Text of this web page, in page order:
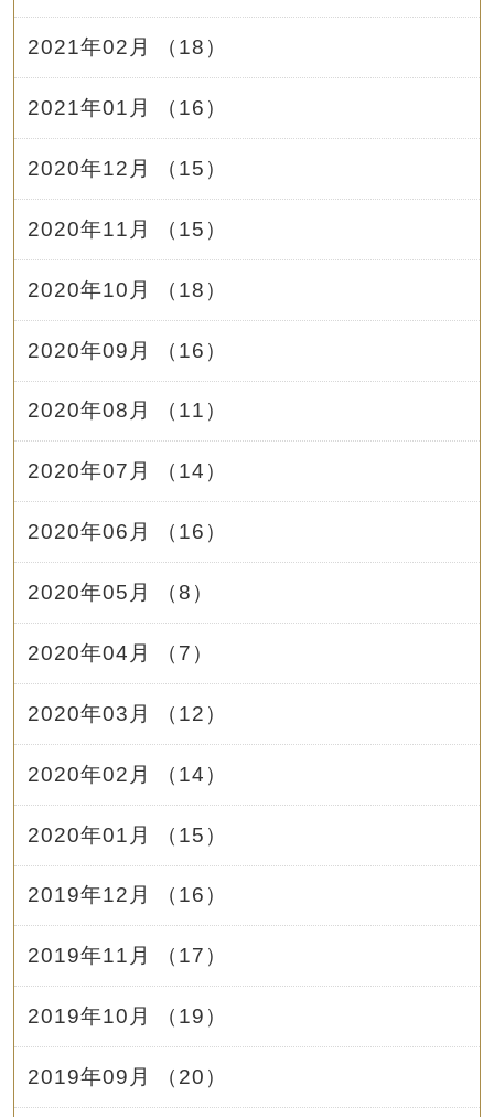
2021年02月 （18）
2021年01月 （16）
2020年12月 （15）
2020年11月 （15）
2020年10月 （18）
2020年09月 （16）
2020年08月 （11）
2020年07月 （14）
2020年06月 （16）
2020年05月 （8）
2020年04月 （7）
2020年03月 （12）
2020年02月 （14）
2020年01月 （15）
2019年12月 （16）
2019年11月 （17）
2019年10月 （19）
2019年09月 （20）